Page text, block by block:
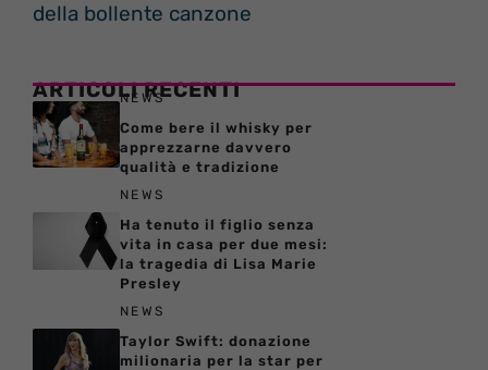
della bollente canzone
ARTICOLI RECENTI
NEWS
Come bere il whisky per
apprezzarne davvero
qualità e tradizione
NEWS
Ha tenuto il figlio senza
vita in casa per due mesi:
la tragedia di Lisa Marie
Presley
NEWS
Taylor Swift: donazione
milionaria per la star per